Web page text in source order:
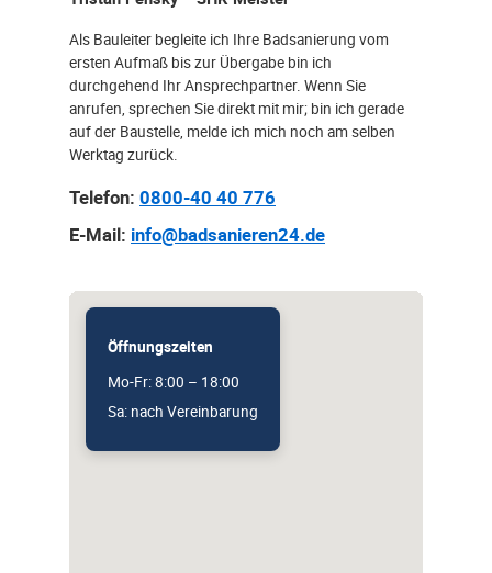
Als Bauleiter begleite ich Ihre Badsanierung vom
ersten Aufmaß bis zur Übergabe bin ich
durchgehend Ihr Ansprechpartner. Wenn Sie
anrufen, sprechen Sie direkt mit mir; bin ich gerade
auf der Baustelle, melde ich mich noch am selben
Werktag zurück.
Telefon: 0800-40 40 776
E-Mail: info@badsanieren24.de
Öffnungszeiten
Mo-Fr: 8:00 – 18:00
Sa: nach Vereinbarung